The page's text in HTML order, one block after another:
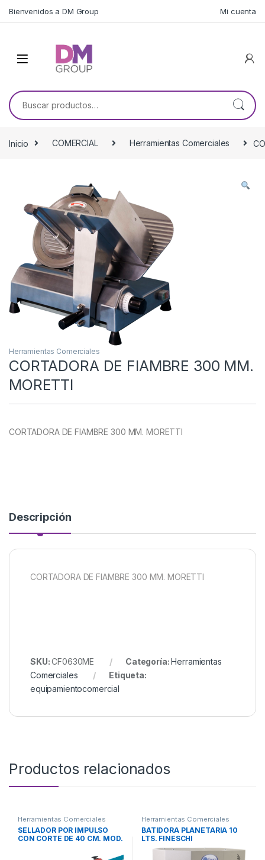
Bienvenidos a DM Group Mi cuenta
Buscar por:
Inicio COMERCIAL Herramientas Comerciales
Herramientas Comerciales
CORTADORA DE FIAMBRE 300 MM.
MORETTI
CORTADORA DE FIAMBRE 300 MM. MORETTI
Descripción
CORTADORA DE FIAMBRE 300 MM. MORETTI
SKU:CF0630ME Categoría:Herramientas
Comerciales
Etiqueta:
equipamientocomercial
Productos relacionados
Herramientas Comerciales
SELLADOR POR IMPULSO
CON CORTE DE 40 CM. MOD.
Herramientas Comerciales
BATIDORA PLANETARIA 10
LTS. FINESCHI